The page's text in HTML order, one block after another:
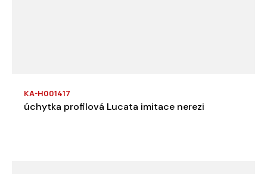
KA-H001417
úchytka profilová Lucata imitace nerezi